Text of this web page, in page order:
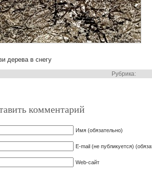
дерева в снегу
Рубрика:
комментарий
Имя (обязательно)
E-mail (не публикуется)
Web-сайт